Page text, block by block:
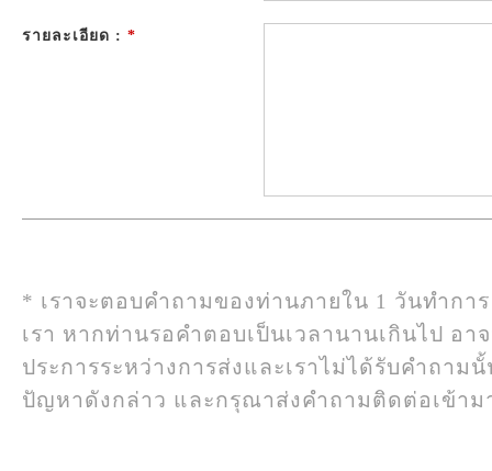
รายละเอียด : *
* เราจะตอบคำถามของท่านภายใน 1 วันทำกา
เรา หากท่านรอคำตอบเป็นเวลานานเกินไป อ
ประการระหว่างการส่งและเราไม่ได้รับคำถาม
ปัญหาดังกล่าว และกรุณาส่งคำถามติดต่อเข้าม